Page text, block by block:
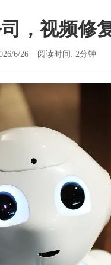
，视频修
6/26 阅读时间: 2分钟